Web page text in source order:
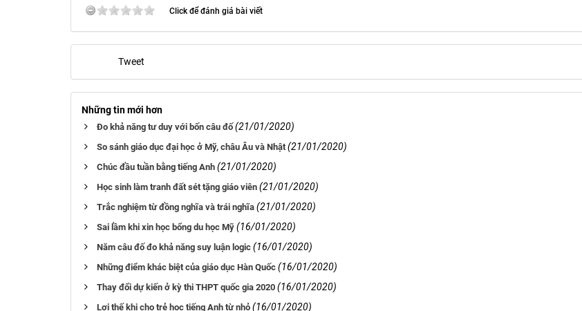
Click để đánh giá bài viết
Tweet
Những tin mới hơn
Đo khả năng tư duy với bốn câu đố (21/01/2020)
So sánh giáo dục đại học ở Mỹ, châu Âu và Nhật (21/01/2020)
Chúc đầu tuần bằng tiếng Anh (21/01/2020)
Học sinh làm tranh đất sét tặng giáo viên (21/01/2020)
Trắc nghiệm từ đồng nghĩa và trái nghĩa (21/01/2020)
Sai lầm khi xin học bổng du học Mỹ (16/01/2020)
Năm câu đố đo khả năng suy luận logic (16/01/2020)
Những điểm khác biệt của giáo dục Hàn Quốc (16/01/2020)
Thay đổi dự kiến ở kỳ thi THPT quốc gia 2020 (16/01/2020)
Lợi thế khi cho trẻ học tiếng Anh từ nhỏ (16/01/2020)